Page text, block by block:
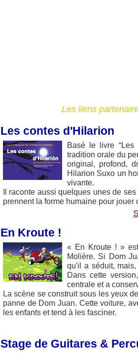
Les liens
Les contes d'Hilarion
Basé le livre “Les
tradition orale du
original, profond,
Hilarion Suxo un
vivante.
Il raconte aussi quelques unes de
prennent la forme humaine pour jouer
En Kroute !
« En Kroute ! »
Molière. Si Dom
qu'il a séduit,
Dans cette
centrale et a
La scène se construit sous les yeux
panne de Dom Juan. Cette voiture,
les enfants et tend à les fasciner.
Stage de Guitares &